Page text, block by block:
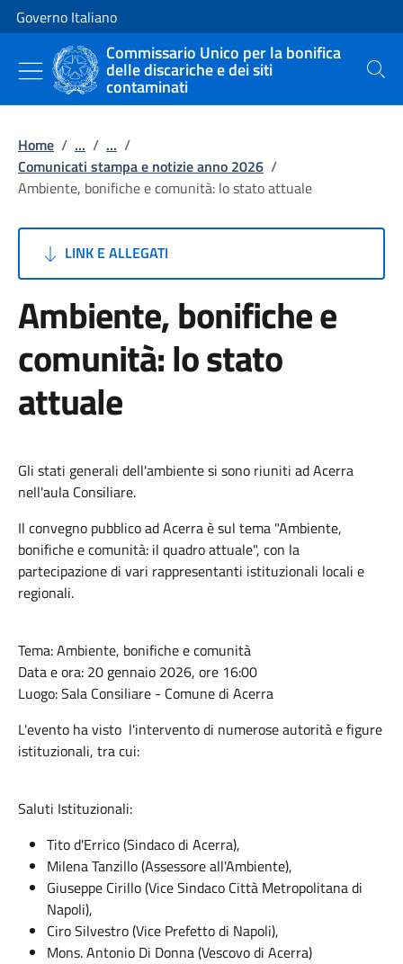
Vai al contenuto
Vai alla navigazione del sito
Governo Italiano
Commissario Unico per la bonifica
delle discariche e dei siti
contaminati Cerca
Home / ... / ... /
Comunicati stampa e notizie anno 2026 /
Ambiente, bonifiche e comunità: lo stato attuale
LINK E ALLEGATI
Ambiente, bonifiche e
comunità: lo stato
attuale
Gli stati generali dell'ambiente si sono riuniti ad Acerra
nell'aula Consiliare.
Il convegno pubblico ad Acerra è sul tema "Ambiente,
bonifiche e comunità: il quadro attuale", con la
partecipazione di vari rappresentanti istituzionali locali e
regionali.
Tema: Ambiente, bonifiche e comunità
Data e ora: 20 gennaio 2026, ore 16:00
Luogo: Sala Consiliare - Comune di Acerra
L'evento ha visto l'intervento di numerose autorità e figure
istituzionali, tra cui:
Saluti Istituzionali:
Tito d'Errico (Sindaco di Acerra),
Milena Tanzillo (Assessore all'Ambiente),
Giuseppe Cirillo (Vice Sindaco Città Metropolitana di
Napoli),
Ciro Silvestro (Vice Prefetto di Napoli),
Mons. Antonio Di Donna (Vescovo di Acerra)